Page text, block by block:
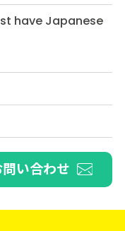
have Japanese
い合わせ